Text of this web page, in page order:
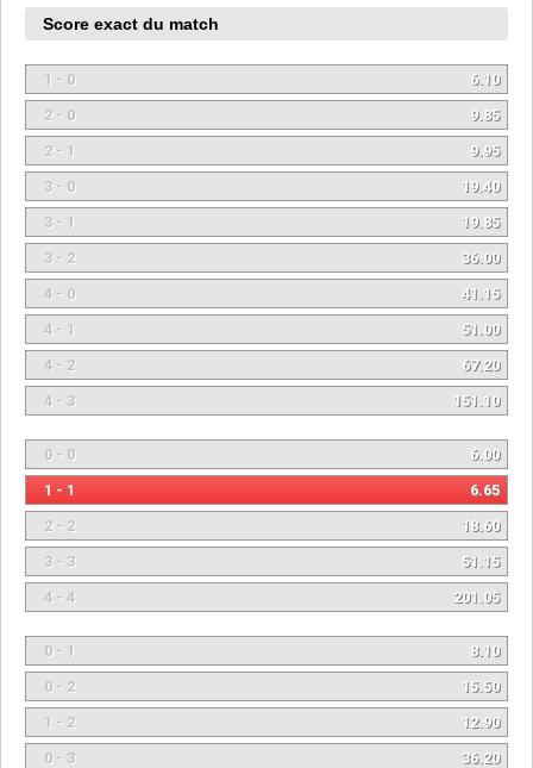
Score exact du match
1 - 0
6.10
2 - 0
9.85
2 - 1
9.95
3 - 0
19.40
3 - 1
19.85
3 - 2
36.00
4 - 0
41.15
4 - 1
51.00
4 - 2
67.20
4 - 3
151.10
0 - 0
6.00
1 - 1
6.65
2 - 2
18.60
3 - 3
51.15
4 - 4
201.05
0 - 1
8.10
0 - 2
15.50
1 - 2
12.90
0 - 3
36.20